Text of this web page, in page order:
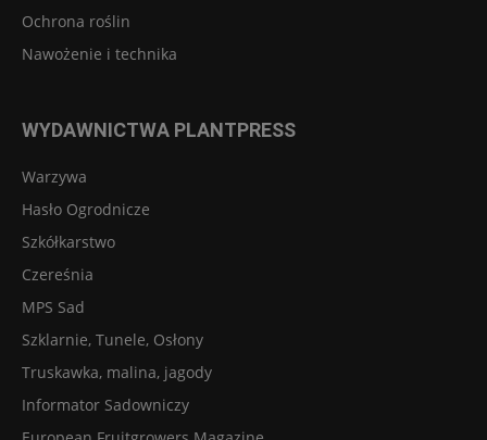
Ochrona roślin
Nawożenie i technika
WYDAWNICTWA PLANTPRESS
Warzywa
Hasło Ogrodnicze
Szkółkarstwo
Czereśnia
MPS Sad
Szklarnie, Tunele, Osłony
Truskawka, malina, jagody
Informator Sadowniczy